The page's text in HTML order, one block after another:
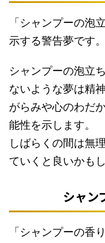
「シャンプーの泡
示する警告夢です。
シャンプーの泡立
ないような夢は精
がらみや心のわだ
能性を示します。
しばらくの間は無
ていくと良いかも
シャン
「シャンプーの香